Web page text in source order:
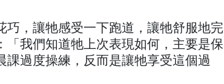
巧，讓牠感受一下跑道，讓牠舒服地完
「我們知道牠上次表現如何，主要是保
課過度操練，反而是讓牠享受這個過